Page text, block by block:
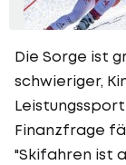
Die Sorge ist
schwieriger,
Finanzfrage
"Skifahren ist